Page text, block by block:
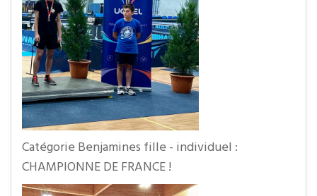
Catégorie Benjamines fille - individuel :
CHAMPIONNE DE FRANCE !